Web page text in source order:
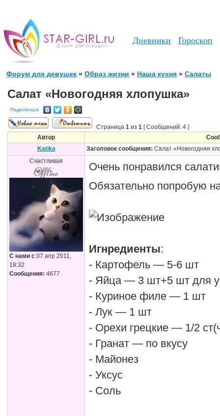
Дневники Гороскоп
Форум для девушек » Образ жизни » Наша кухня » Салаты
Салат «Новогодняя хлопушка»
Поделиться
Страница 1 из 1 [ Сообщений: 4 ]
Автор
Katika
Заголовок сообщения: Салат «Новогодняя
Счастливая
С нами с 07 апр 2011,
18:32
Сообщения: 4677
Очень понравился
Обязательно попробую
Игнредиенты:
- Картофель — 5-6 шт
- Яйца — 3 шт+5 шт для
- Куриное филе — 1 шт
- Лук — 1 шт
- Орехи грецкие — 1/2
- Гранат — по вкусу
- Майонез
- Уксус
- Соль